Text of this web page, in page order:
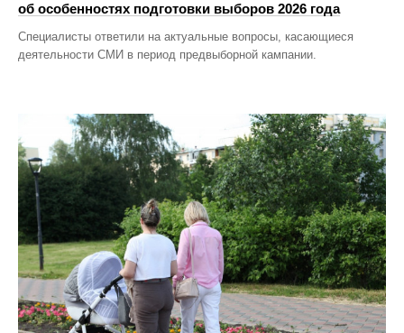
об особенностях подготовки выборов 2026 года
Специалисты ответили на актуальные вопросы, касающиеся
деятельности СМИ в период предвыборной кампании.